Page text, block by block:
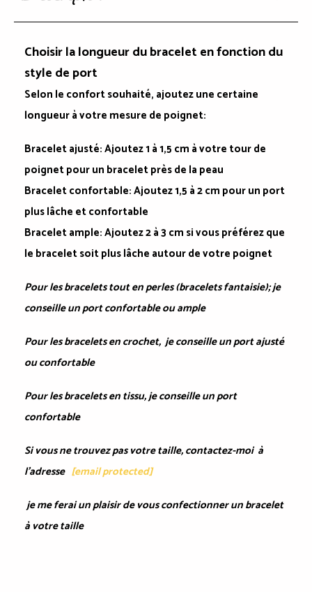
Choisir la longueur du bracelet en fonction du
style de port
Selon le confort souhaité, ajoutez une certaine
longueur à votre mesure de poignet:
Bracelet ajusté: Ajoutez 1 à 1,5 cm à votre tour de
poignet pour un bracelet près de la peau
Bracelet confortable: Ajoutez 1,5 à 2 cm pour un port
plus lâche et confortable
Bracelet ample: Ajoutez 2 à 3 cm si vous préférez que
le bracelet soit plus lâche autour de votre poignet
Pour les bracelets tout en perles (bracelets fantaisie); je
conseille un port confortable ou ample
Pour les bracelets en crochet, je conseille un port ajusté
ou confortable
Pour les bracelets en tissu, je conseille un port
confortable
Si vous ne trouvez pas votre taille, contactez-moi à
l'adresse [email protected]
je me ferai un plaisir de vous confectionner un bracelet
à votre taille